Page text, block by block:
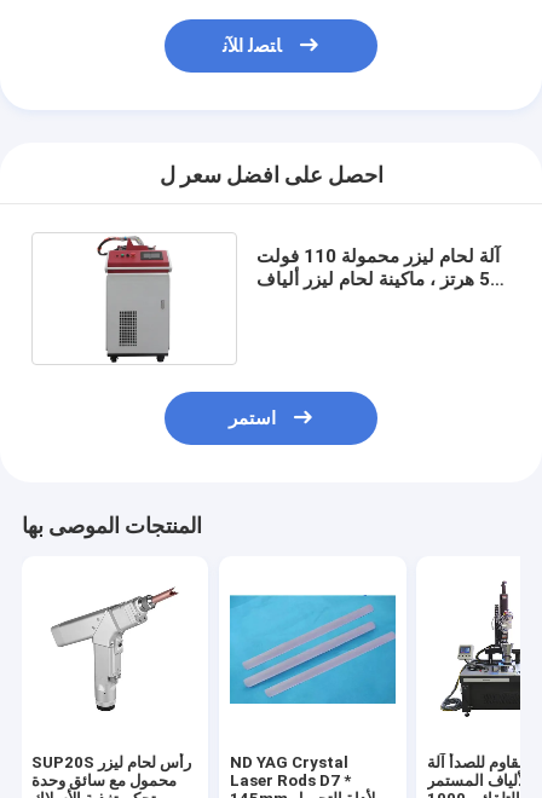
ﺎﺘﺼﻟ ﺍﻶﻧ
احصل على افضل سعر ل
آلة لحام ليزر محمولة 110 فولت
50 هرتز ، ماكينة لحام ليزر ألياف
استمر
المنتجات الموصى بها
SUP20S رأس لحام ليزر
محمول مع سائق وحدة
ND YAG Crystal
Laser Rods D7 *
المقاوم للصدأ آلة
الألياف المستمر